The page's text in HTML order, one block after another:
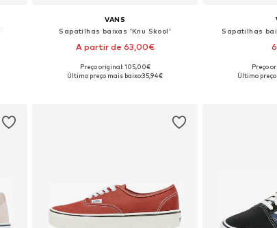
VANS
Sapatilhas baixas 'Knu Skool'
A partir de 63,00€
Disponível em vários tamanhos
Preço original: 105,00€
Último preço mais baixo:35,94€
Sapatilhas
Disponível
Preço
Último